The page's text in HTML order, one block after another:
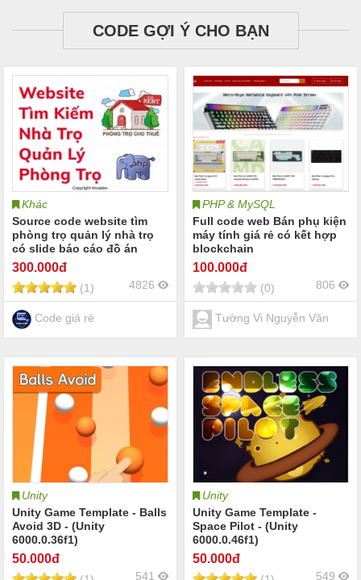
CODE GỢI Ý CHO BẠN
Khác
Source code website tìm
phòng trọ quản lý nhà trọ
có slide báo cáo đồ án
website nhà trọ phòng trọ
300.000đ
(1) 4826
Code giá rẻ
PHP & MySQL
Full code web Bán phụ kiện
máy tính giá rẻ có kết hợp
blockchain
100.000đ
(0) 806
Tường Vi Nguyễn Văn
Unity
Unity Game Template - Balls
Avoid 3D - (Unity
6000.0.36f1)
50.000đ
541
Unity
Unity Game Template -
Space Pilot - (Unity
6000.0.46f1)
50.000đ
549